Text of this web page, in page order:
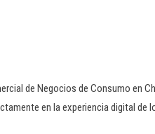
de Negocios de Consumo en
en la experiencia digital